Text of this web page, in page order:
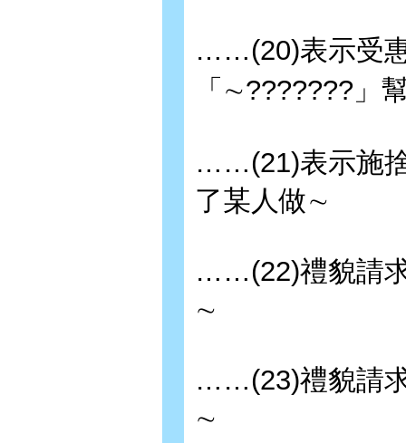
……(20)表示受
「∼???????
……(21)表示施
了某人做∼
……(22)禮貌請
∼
……(23)禮貌請
∼